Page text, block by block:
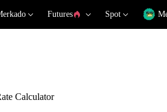
Futures Spot
Calculator